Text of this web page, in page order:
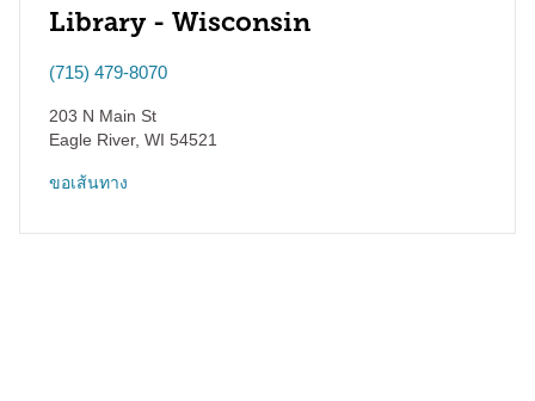
Library - Wisconsin
(715) 479-8070
203 N Main St
Eagle River, WI 54521
ขอเส้นทาง